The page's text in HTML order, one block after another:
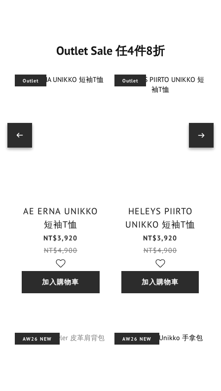
Outlet Sale 任4件8折
Outlet
AE ERNA UNIKKO
短袖T恤
NT$3,920
NT$4,900
加入購物車
Outlet
HELEYS PIIRTO
UNIKKO 短袖T恤
NT$3,920
NT$4,900
加入購物車
AW26 NEW AW26 NEW